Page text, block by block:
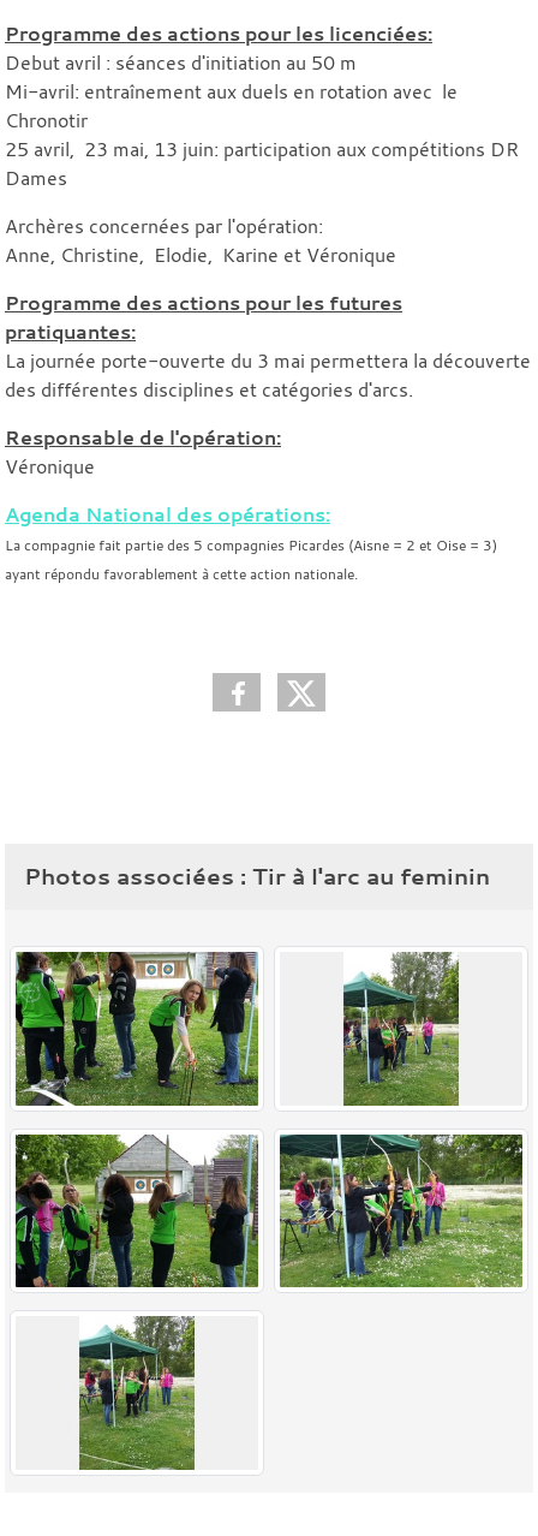
Programme des actions pour les licenciées:
Debut avril : séances d'initiation au 50 m
Mi-avril: entraînement aux duels en rotation avec le
Chronotir
25 avril, 23 mai, 13 juin: participation aux compétitions DR
Dames
Archères concernées par l'opération:
Anne, Christine, Elodie, Karine et Véronique
Programme des actions pour les futures
pratiquantes:
La journée porte-ouverte du 3 mai permettera la découverte
des différentes disciplines et catégories d'arcs.
Responsable de l'opération:
Véronique
Agenda National des opérations:
La compagnie fait partie des 5 compagnies Picardes (Aisne = 2 et Oise = 3)
ayant répondu favorablement à cette action nationale.
Photos associées : Tir à l'arc au feminin